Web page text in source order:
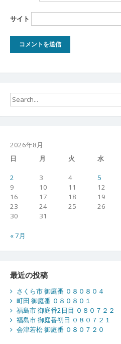
サイト
2026年8月
日
月 火 水
2
3 4 5
9
10 11 12
16
17 18 19
23
24 25 26
30
31
« 7月
最近の投稿
さくら市 御庭番 ０８０８０４
町田 御庭番 ０８０８０１
福島市 御庭番2日目 ０８０７２２
福島市 御庭番初日 ０８０７２１
会津若松 御庭番 ０８０７２０